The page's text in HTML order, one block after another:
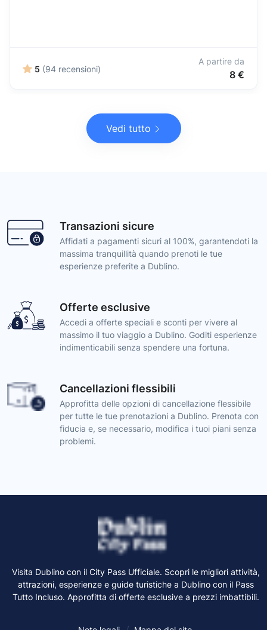
5 (94 recensioni)
A partire da
8 €
Vedi tutto
Transazioni sicure
Affidati a pagamenti sicuri al 100%, garantendoti la
massima tranquillità quando prenoti le tue
esperienze preferite a Dublino.
Offerte esclusive
Accedi a offerte speciali e sconti per vivere al
massimo il tuo viaggio a Dublino. Goditi esperienze
indimenticabili senza spendere una fortuna.
Cancellazioni flessibili
Approfitta delle opzioni di cancellazione flessibile
per tutte le tue prenotazioni a Dublino. Prenota con
fiducia e, se necessario, modifica i tuoi piani senza
problemi.
Visita Dublino con il City Pass Ufficiale. Scopri le migliori attività,
attrazioni, esperienze e guide turistiche a Dublino con il Pass
Tutto Incluso. Approfitta di offerte esclusive a prezzi imbattibili.